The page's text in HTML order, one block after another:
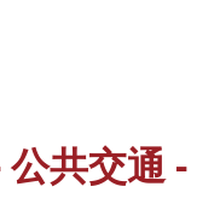
公共交通 -